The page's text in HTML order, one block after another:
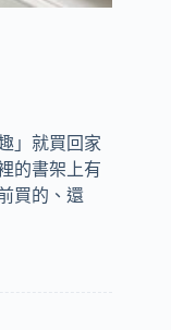
」就買回家
的書架上有
買的、還